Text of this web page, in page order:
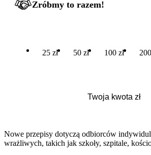
Zróbmy to razem!
25 zł 50 zł 100 zł
Nowe przepisy dotyczą odbiorców
wrażliwych, takich jak szkoły, szpitale,